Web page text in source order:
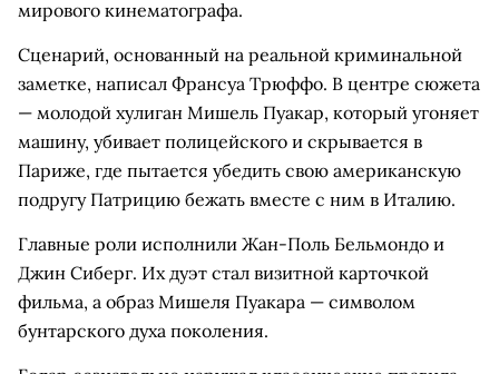
мирового кинематографа.
Сценарий, основанный на реальной криминальной
заметке, написал Франсуа Трюффо. В центре сюжета
— молодой хулиган Мишель Пуакар, который угоняет
машину, убивает полицейского и скрывается в
Париже, где пытается убедить свою американскую
подругу Патрицию бежать вместе с ним в Италию.
Главные роли исполнили Жан-Поль Бельмондо и
Джин Сиберг. Их дуэт стал визитной карточкой
фильма, а образ Мишеля Пуакара — символом
бунтарского духа поколения.